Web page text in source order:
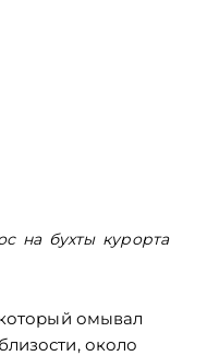
на бухты курорта
омывал
около